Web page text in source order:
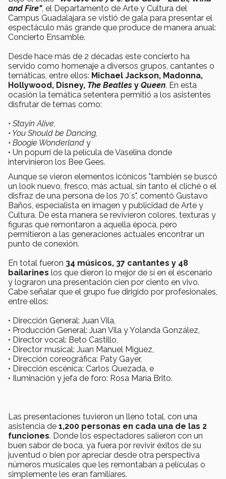
and Fire", el Departamento de Arte y Cultura del
Campus Guadalajara se vistió de gala para presentar el
espectáculo más grande que produce de manera anual:
Concierto Ensamble.
Desde hace más de 2 décadas este concierto ha
servido como homenaje a diversos grupos, cantantes o
temáticas, entre ellos: Michael Jackson, Madonna,
Hollywood, Disney, The Beatles y Queen. En esta
ocasión la temática setentera permitió a los asistentes
disfrutar de temas como:
• Stayin Alive,
• You Should be Dancing,
• Boogie Wonderland y
• Un popurrí de la película de Vaselina donde
intervinieron los Bee Gees.
Aunque se vieron elementos icónicos "también se buscó
un look nuevo, fresco, más actual, sin tanto el cliché o el
disfraz de una persona de los 70´s", comentó Gustavo
Baños, especialista en imagen y publicidad de Arte y
Cultura. De esta manera se revivieron colores, texturas y
figuras que remontaron a aquella época, pero
permitieron a las generaciones actuales encontrar un
punto de conexión.
En total fueron 34 músicos, 37 cantantes y 48
bailarines los que dieron lo mejor de sí en el escenario
y lograron una presentación cien por ciento en vivo.
Cabe señalar que el grupo fue dirigido por profesionales,
entre ellos:
• Dirección General: Juan Vila,
• Producción General: Juan Vila y Yolanda González,
• Director vocal: Beto Castillo,
• Director musical: Juan Manuel Miguez,
• Dirección coreográfica: Paty Gayer,
• Dirección escénica: Carlos Quezada, e
• Iluminación y jefa de foro: Rosa María Brito.
Las presentaciones tuvieron un lleno total, con una
asistencia de 1,200 personas en cada una de las 2
funciones. Donde los espectadores salieron con un
buen sabor de boca, ya fuera por revivir éxitos de su
juventud o bien por apreciar desde otra perspectiva
números musicales que les remontaban a películas o
simplemente les eran familiares.